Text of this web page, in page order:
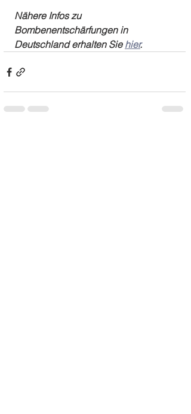
Nähere Infos zu
Bombenentschärfungen in
Deutschland erhalten Sie hier.